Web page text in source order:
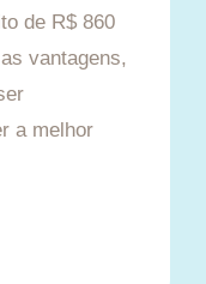
de R$ 860
vantagens,
a melhor